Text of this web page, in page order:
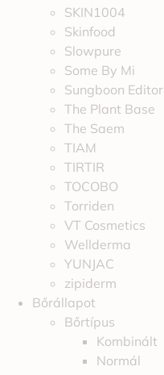
SKIN1004
Skinfood
Slowpure
Some By Mi
Sungboon Editor
The Plant Base
The Saem
TIAM
TIRTIR
TOCOBO
Torriden
VT Cosmetics
Wellderma
YUNJAC
zipiderm
Bőrállapot
Bőrtípus
Kombinált
Normál